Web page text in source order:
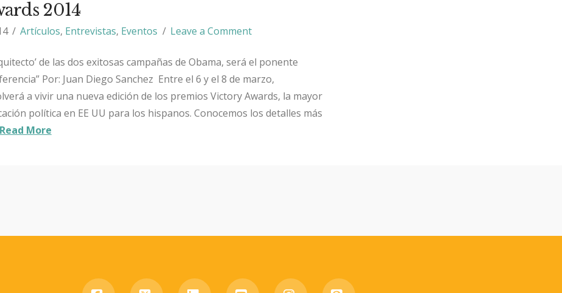
2014
Artículos, Entrevistas, Eventos Leave a Comment
de las dos exitosas campañas de Obama, será el ponente
Por: Juan Diego Sanchez Entre el 6 y el 8 de marzo,
a vivir una nueva edición de los premios Victory Awards, la mayor
política en EE UU para los hispanos. Conocemos los detalles más
Read More